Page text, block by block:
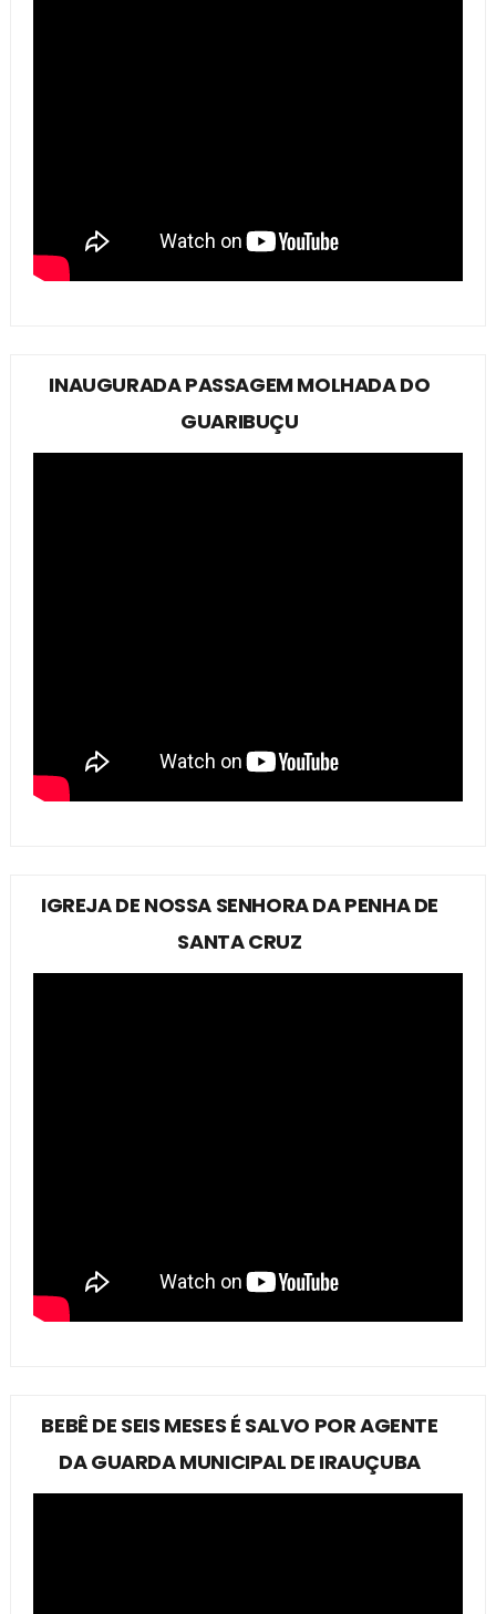
INAUGURADA PASSAGEM MOLHADA DO
GUARIBUÇU
IGREJA DE NOSSA SENHORA DA PENHA DE
SANTA CRUZ
BEBÊ DE SEIS MESES É SALVO POR AGENTE
DA GUARDA MUNICIPAL DE IRAUÇUBA